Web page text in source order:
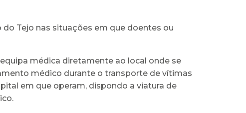
Tejo nas situações em que doentes ou
médica diretamente ao local onde se
médico durante o transporte de vítimas
em que operam, dispondo a viatura de